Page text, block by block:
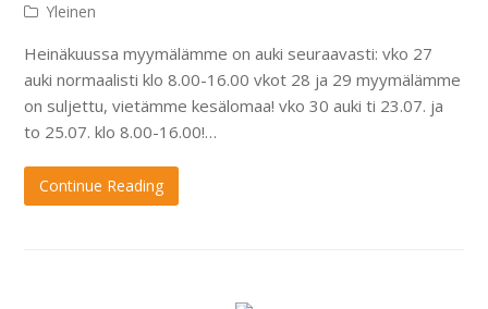
Yleinen
Heinäkuussa myymälämme on auki seuraavasti: vko 27
auki normaalisti klo 8.00-16.00 vkot 28 ja 29 myymälämme
on suljettu, vietämme kesälomaa! vko 30 auki ti 23.07. ja
to 25.07. klo 8.00-16.00!…
Continue Reading